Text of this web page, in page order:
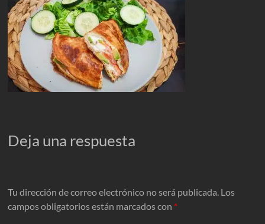
Deja una respuesta
Tu dirección de correo electrónico no será publicada. Los
campos obligatorios están marcados con *